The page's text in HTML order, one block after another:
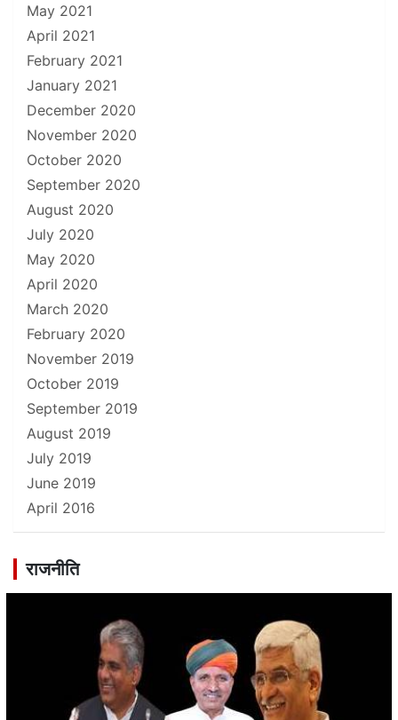
May 2021
April 2021
February 2021
January 2021
December 2020
November 2020
October 2020
September 2020
August 2020
July 2020
May 2020
April 2020
March 2020
February 2020
November 2019
October 2019
September 2019
August 2019
July 2019
June 2019
April 2016
राजनीति